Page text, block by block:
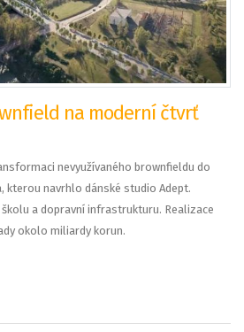
na moderní čtvrť
nevyužívaného brownfieldu do
kterou navrhlo dánské studio Adept.
a dopravní infrastrukturu. Realizace
okolo miliardy korun.